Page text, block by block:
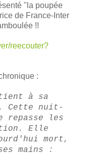
"la poupée
de France-Inter
!!
reecouter?
:
à sa
Cette nuit-
les
Elle
mort,
mains :